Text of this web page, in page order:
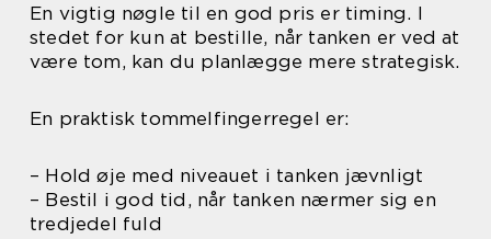
En vigtig nøgle til en god pris er timing. I
stedet for kun at bestille, når tanken er ved at
være tom, kan du planlægge mere strategisk.
En praktisk tommelfingerregel er:
– Hold øje med niveauet i tanken jævnligt
– Bestil i god tid, når tanken nærmer sig en
tredjedel fuld